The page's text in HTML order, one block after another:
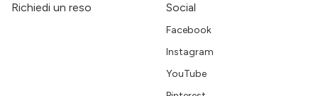
Richiedi un reso Social
Facebook
Instagram
YouTube